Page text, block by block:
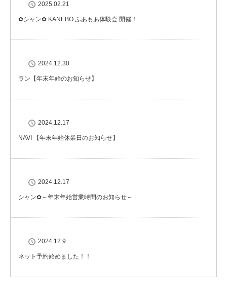
2025.02.21
✿シャン✿ KANEBO ふあもあ体験会 開催！
2024.12.30
ラン【年末年始のお知らせ】
2024.12.17
NAVI 【年末年始休業日のお知らせ】
2024.12.17
シャン✿～年末年始営業時間のお知らせ～
2024.12.9
ネット予約始めました！！